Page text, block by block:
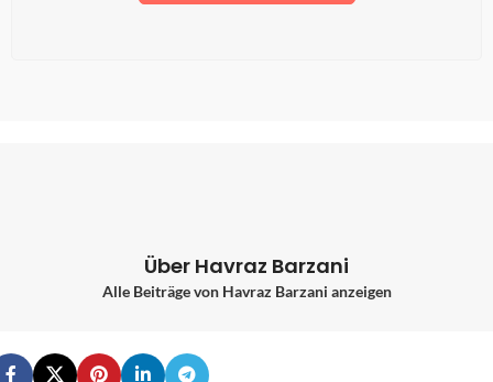
Über Havraz Barzani
Alle Beiträge von Havraz Barzani anzeigen